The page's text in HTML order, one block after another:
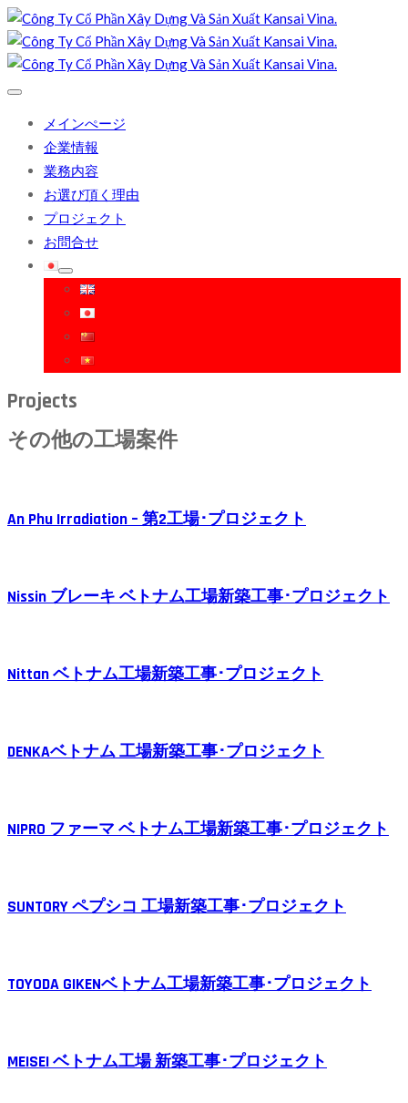
メインぺージ
企業情報
業務内容
お選び頂く理由
プロジェクト
お問合せ
Projects
その他の工場案件
An Phu Irradiation – 第2工場･プロジェクト
Nissin ブレーキ ベトナム工場新築工事･プロジェクト
Nittan ベトナム工場新築工事･プロジェクト
DENKAベトナム 工場新築工事･プロジェクト
NIPRO ファーマ ベトナム工場新築工事･プロジェクト
SUNTORY ペプシコ 工場新築工事･プロジェクト
TOYODA GIKENベトナム工場新築工事･プロジェクト
MEISEI ベトナム工場 新築工事･プロジェクト